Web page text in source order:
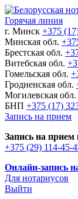
Горячая линия
г. Минск +375
Минская обл.
Брестская обл.
Витебская обл.
Гомельская обл.
Гродненская обл.
Могилевская обл.
БНП +375 (17)
Запись на прием
Запись на прием
+375 (29) 114-45-
Онлайн-запись
Для нотариусов
Выйти